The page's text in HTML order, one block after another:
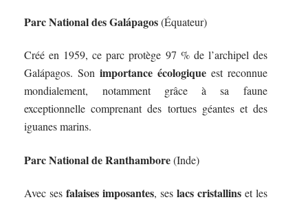
Parc National des Galápagos(Équateur)
Créé en 1959, ce parc protège 97 % de l’archipel des
Galápagos. Sonimportance écologiqueest reconnue
mondialement, notamment grâce à sa faune
exceptionnelle comprenant des tortues géantes et des
iguanes marins.
Parc National de Ranthambore(Inde)
Avec sesfalaises imposantes, ses lacs cristallinset les